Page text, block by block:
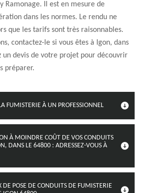
Ramonage. Il est en mesure de
dans les normes. Le rendu ne
que les tarifs sont très raisonnables.
contactez-le si vous êtes à Igon, dans
un devis de votre projet pour découvrir
préparer.
FUMISTERIE À UN PROFESSIONNEL
À MOINDRE COÛT DE VOS CONDUITS
DANS LE 64800 : ADRESSEZ-VOUS À
DE POSE DE CONDUITS DE FUMISTERIE